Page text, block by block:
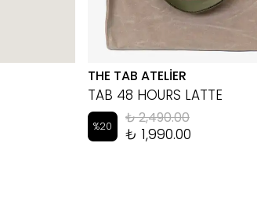
THE TAB ATELİER
TAB 48 HOURS LATTE
%20 ₺ 2,490.00
₺ 1,990.00